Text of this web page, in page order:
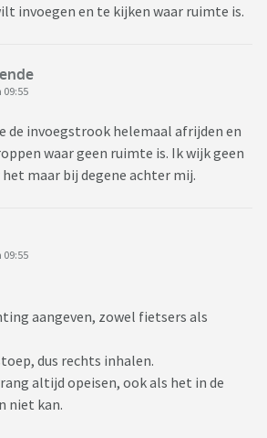
invoegen en te kijken waar ruimte is.
09:55
de invoegstrook helemaal afrijden en
waar geen ruimte is. Ik wijk geen
maar bij degene achter mij.
09:55
aangeven, zowel fietsers als
dus rechts inhalen.
altijd opeisen, ook als het in de
niet kan.